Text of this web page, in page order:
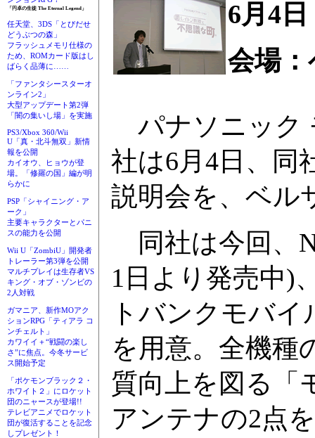
「円卓の生徒 The Eternal Legend」
任天堂、3DS「とびだせ
どうぶつの森」
フラッシュメモリ仕様の
ため、ROMカード版はし
ばらく品薄に……
「ファンタシースターオ
ンライン2」
大型アップデート第2弾
「闇の集いし場」を実施
PS3/Xbox 360/Wii
U「真・北斗無双」新情
報を公開
カイオウ、ヒョウが登
場。「修羅の国」編が明
らかに
PSP「シャイニング・ア
ーク」
主要キャラクターとパニ
スの能力を公開
Wii U「ZombiU」開発者
トレーラー第3弾を公開
マルチプレイは生存者VS
キング・オブ・ゾンビの
2人対戦
ガマニア、新作MOアク
ションRPG「ティアラ コ
ンチェルト」
カワイイ＋“戦闘の楽し
さ”に焦点。今冬サービ
ス開始予定
「ポケモンブラック２・
ホワイト２」にロケット
団のニャースが登場!!
テレビアニメでロケット
団が復活することを記念
しプレゼント！
6月4
会場
パナソニック
社は6月4日、同
説明会を、ベル
同社は今回、
1日より発売中)
トバンクモバイ
を用意。全機種
質向上を図る「
アンテナの2点